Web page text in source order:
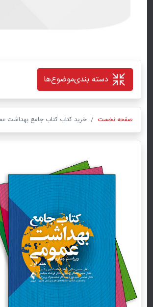
دسته بندیموضوع‌ها
صفحه نخست خرید کتاب کتاب جامع بهداشت